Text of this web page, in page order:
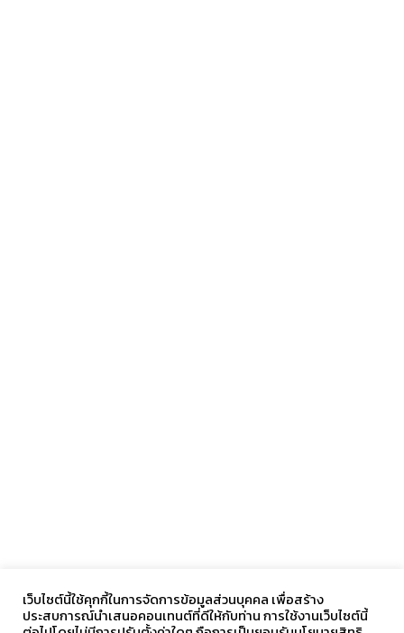
เว็บไซต์นี้ใช้คุกกี้ในการจัดการข้อมูลส่วนบุคคล เพื่อสร้าง
ประสบการณ์นำเสนอคอนเทนต์ที่ดีให้กับท่าน การใช้งานเว็บไซต์นี้